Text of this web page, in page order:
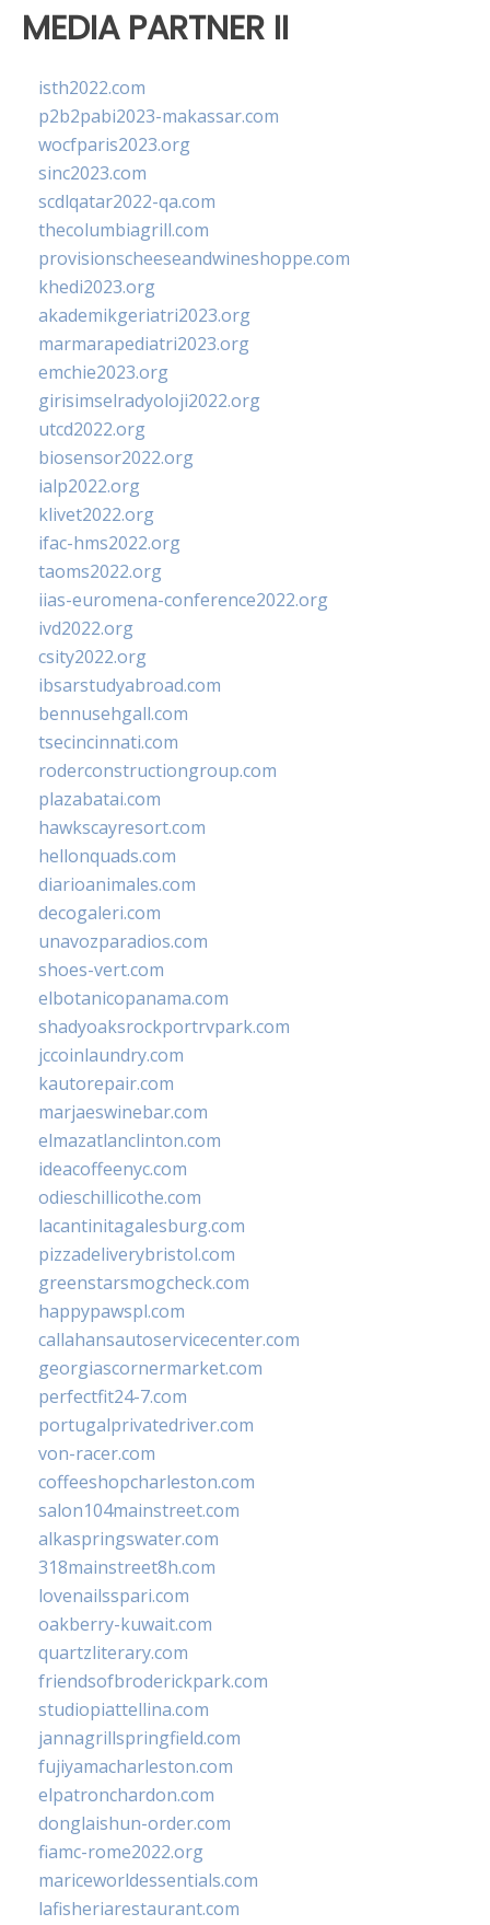
MEDIA PARTNER II
isth2022.com
p2b2pabi2023-makassar.com
wocfparis2023.org
sinc2023.com
scdlqatar2022-qa.com
thecolumbiagrill.com
provisionscheeseandwineshoppe.com
khedi2023.org
akademikgeriatri2023.org
marmarapediatri2023.org
emchie2023.org
girisimselradyoloji2022.org
utcd2022.org
biosensor2022.org
ialp2022.org
klivet2022.org
ifac-hms2022.org
taoms2022.org
iias-euromena-conference2022.org
ivd2022.org
csity2022.org
ibsarstudyabroad.com
bennusehgall.com
tsecincinnati.com
roderconstructiongroup.com
plazabatai.com
hawkscayresort.com
hellonquads.com
diarioanimales.com
decogaleri.com
unavozparadios.com
shoes-vert.com
elbotanicopanama.com
shadyoaksrockportrvpark.com
jccoinlaundry.com
kautorepair.com
marjaeswinebar.com
elmazatlanclinton.com
ideacoffeenyc.com
odieschillicothe.com
lacantinitagalesburg.com
pizzadeliverybristol.com
greenstarsmogcheck.com
happypawspl.com
callahansautoservicecenter.com
georgiascornermarket.com
perfectfit24-7.com
portugalprivatedriver.com
von-racer.com
coffeeshopcharleston.com
salon104mainstreet.com
alkaspringswater.com
318mainstreet8h.com
lovenailsspari.com
oakberry-kuwait.com
quartzliterary.com
friendsofbroderickpark.com
studiopiattellina.com
jannagrillspringfield.com
fujiyamacharleston.com
elpatronchardon.com
donglaishun-order.com
fiamc-rome2022.org
mariceworldessentials.com
lafisheriarestaurant.com